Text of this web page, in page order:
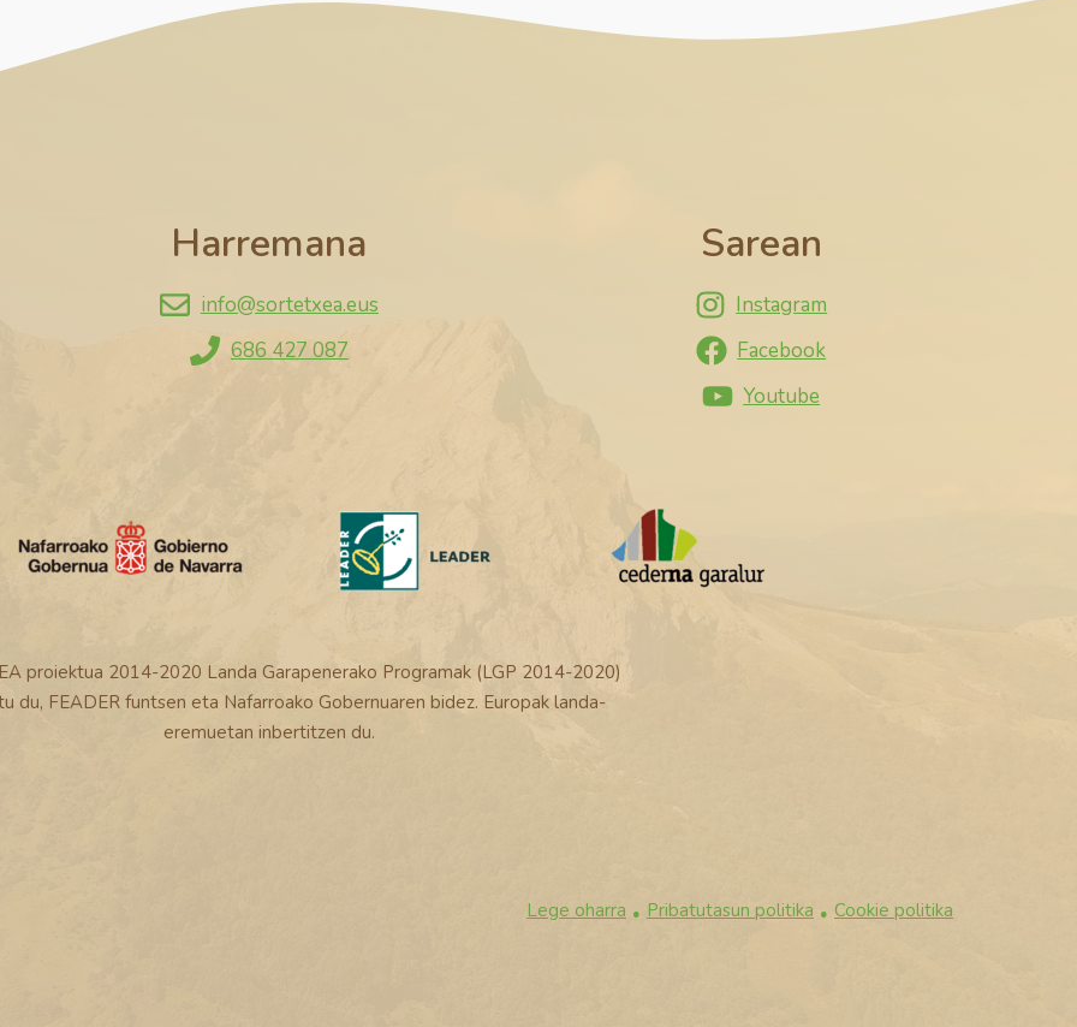
Harremana
info@sortetxea.eus
686 427 087
Sarean
Instagram
Facebook
Youtube
proiektua 2014-2020 Landa Garapenerako Programak (LGP 2014-2020)
du, FEADER funtsen eta Nafarroako Gobernuaren bidez. Europak landa-
eremuetan inbertitzen du.
Lege oharra Pribatutasun politika Cookie politika